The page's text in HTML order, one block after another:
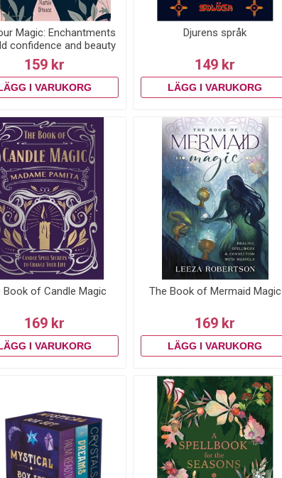
Magic: Enchantments
confidence and beauty
159 kr
Djurens språk
149 kr
Book of Candle Magic
169 kr
The Book of Mermaid Magic
169 kr